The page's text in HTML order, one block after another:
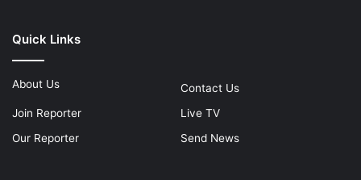
Quick Links
About Us
Contact Us
Join Reporter
Live TV
Our Reporter
Send News